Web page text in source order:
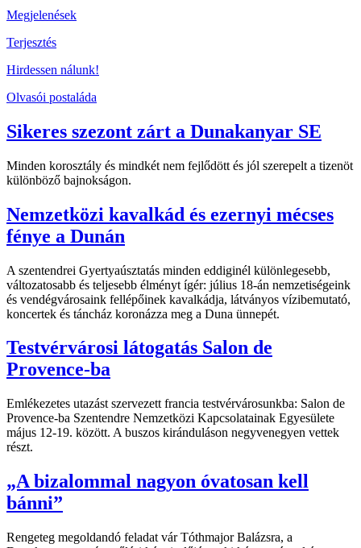
Megjelenések
Terjesztés
Hirdessen nálunk!
Olvasói postaláda
Sikeres szezont zárt a Dunakanyar SE
Minden korosztály és mindkét nem fejlődött és jól szerepelt a tizenöt
különböző bajnokságon.
Nemzetközi kavalkád és ezernyi mécses
fénye a Dunán
A szentendrei Gyertyaúsztatás minden eddiginél különlegesebb,
változatosabb és teljesebb élményt ígér: július 18-án nemzetiségeink
és vendégvárosaink fellépőinek kavalkádja, látványos vízibemutató,
koncertek és táncház koronázza meg a Duna ünnepét.
Testvérvárosi látogatás Salon de
Provence-ba
Emlékezetes utazást szervezett francia testvérvárosunkba: Salon de
Provence-ba Szentendre Nemzetközi Kapcsolatainak Egyesülete
május 12-19. között. A buszos kiránduláson negyvenegyen vettek
részt.
„A bizalommal nagyon óvatosan kell
bánni”
Rengeteg megoldandó feladat vár Tóthmajor Balázsra, a